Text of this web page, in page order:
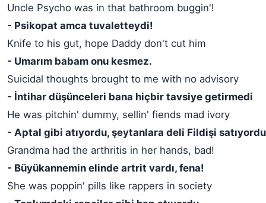
Uncle Psycho was in that bathroom buggin'!
- Psikopat amca tuvaletteydi!
Knife to his gut, hope Daddy don't cut him
- Umarım babam onu kesmez.
Suicidal thoughts brought to me with no advisory
- İntihar düşünceleri bana hiçbir tavsiye getirmedi
He was pitchin' dummy, sellin' fiends mad ivory
- Aptal gibi atıyordu, şeytanlara deli Fildişi
Grandma had the arthritis in her hands, bad!
- Büyükannemin elinde artrit vardı, fena!
She was poppin' pills like rappers in society